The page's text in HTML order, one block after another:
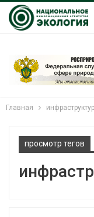
Главная
просмотр тегов